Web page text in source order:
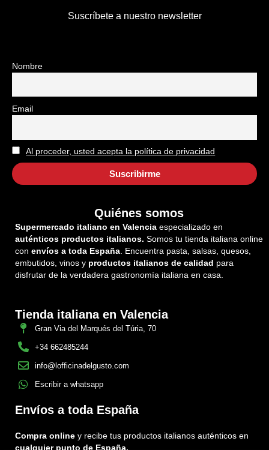
Suscríbete a nuestro newsletter
Nombre
Email
Al proceder, usted acepta la política de privacidad
Quiénes somos
Supermercado italiano en Valencia especializado en
auténticos productos italianos. Somos tu tienda italiana online
con envíos a toda España . Encuentra pasta, salsas, quesos,
embutidos, vinos y productos italianos de calidad para
disfrutar de la verdadera gastronomía italiana en casa.
Tienda italiana en Valencia
Gran Via del Marqués del Túria, 70
+34 662485244
info@lofficinadelgusto.com
Escribir a whatsapp
Envíos a toda España
Compra online y recibe tus productos italianos auténticos en
cualquier punto de España.